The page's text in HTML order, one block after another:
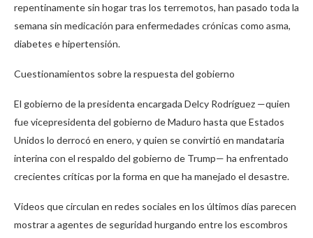
repentinamente sin hogar tras los terremotos, han pasado toda la
semana sin medicación para enfermedades crónicas como asma,
diabetes e hipertensión.
Cuestionamientos sobre la respuesta del gobierno
El gobierno de la presidenta encargada Delcy Rodríguez —quien
fue vicepresidenta del gobierno de Maduro hasta que Estados
Unidos lo derrocó en enero, y quien se convirtió en mandataria
interina con el respaldo del gobierno de Trump— ha enfrentado
crecientes críticas por la forma en que ha manejado el desastre.
Videos que circulan en redes sociales en los últimos días parecen
mostrar a agentes de seguridad hurgando entre los escombros